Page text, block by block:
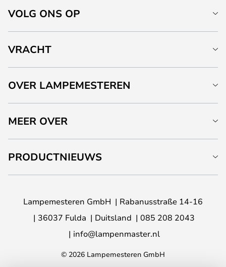
VOLG ONS OP
VRACHT
OVER LAMPEMESTEREN
MEER OVER
PRODUCTNIEUWS
Lampemesteren GmbH
Rabanusstraße 14-16
36037 Fulda
Duitsland
085 208 2043
info@lampenmaster.nl
© 2026 Lampemesteren GmbH